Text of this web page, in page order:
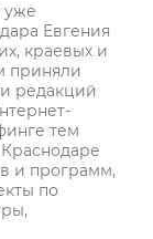
уже
Евгения
краевых и
приняли
редакций
тем
и программ,
по